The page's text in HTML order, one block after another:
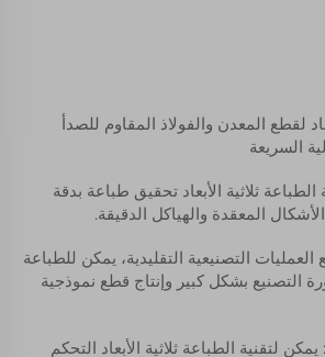
السريعة
المعقدة والهياكل الدقيقة.